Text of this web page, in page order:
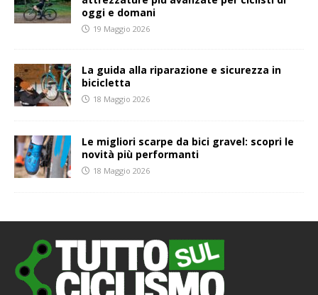
oggi e domani
19 Maggio 2026
La guida alla riparazione e sicurezza in
bicicletta
18 Maggio 2026
Le migliori scarpe da bici gravel: scopri le
novità più performanti
18 Maggio 2026